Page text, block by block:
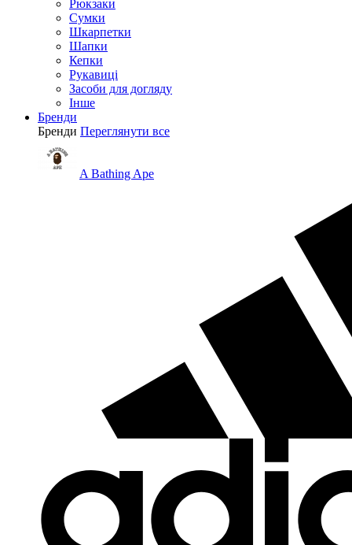
Рюкзаки
Сумки
Шкарпетки
Шапки
Кепки
Рукавиці
Засоби для догляду
Інше
Бренди
Бренди Переглянути все
A Bathing Ape